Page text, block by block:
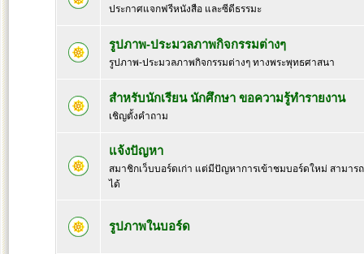
ประกาศแจกฟรีหนังสือ และซีดีธรรมะ
รูปภาพ-ประมวลภาพกิจกรรมต่างๆ
รูปภาพ-ประมวลภาพกิจกรรมต่างๆ ทางพระพุทธศาสนา
สำหรับนักเรียน นักศึกษา ขอความรู้ทำรายงาน
เชิญตั้งคำถาม
แจ้งปัญหา
สมาชิกเว็บบอร์ดเก่า แต่มีปัญหาการเข้าชมบอร์ดใหม่ สามา
ได้
รูปภาพในบอร์ด